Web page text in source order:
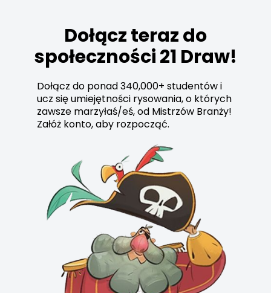
Dołącz teraz do
społeczności 21 Draw!
Dołącz do ponad 340,000+ studentów i
ucz się umiejętności rysowania, o których
zawsze marzyłaś/eś, od Mistrzów Branży!
Załóż konto, aby rozpocząć.